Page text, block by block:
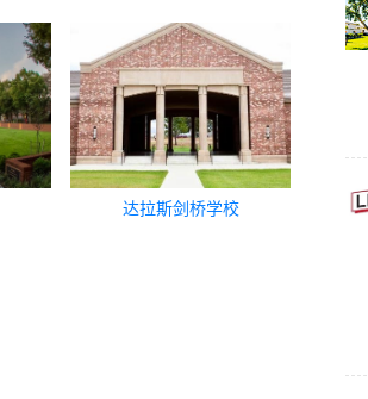
达拉斯剑桥学校